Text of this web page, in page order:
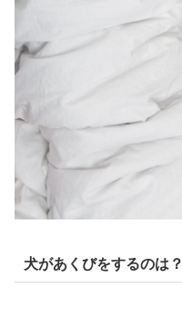
犬があくびをするのは？